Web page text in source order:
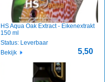
HS Aqua Oak Extract - Eikenextrakt
150 ml
5,50
Status: Leverbaar
Bekijk